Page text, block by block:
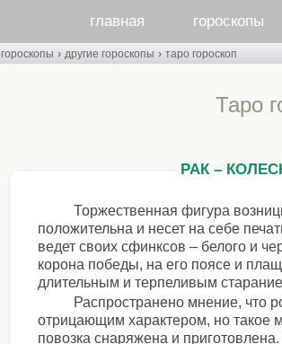
главная гороскопы
гороскопы › другие гороскопы › таро гороскоп
Таро
РАК –
Торжественная фигура
положительна и несет на себе
ведет своих сфинксов – белого и
корона победы, на его поясе и
длительным и терпеливым
Распространено мнение, что
отрицающим характером, но такое
повозка снаряжена и